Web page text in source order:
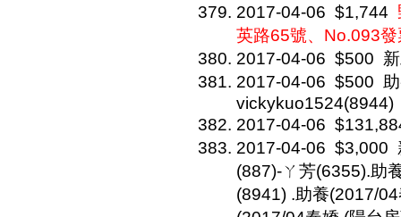
2017-04-06 $1,744
英路65號、No.093
2017-04-06 $500
2017-04-06 $500
vickykuo1524(8944)
2017-04-06
2017-04-06 $3,000
(887)-ㄚ芳(6355).助
(8941) .助養(2017/